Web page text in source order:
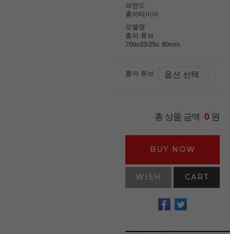
브랜드
흥아타이어
모델명
흥아 튜브
700x23/25c 80mm
흥아 튜브
총 상품 금액 0원
BUY NOW
WISH CART